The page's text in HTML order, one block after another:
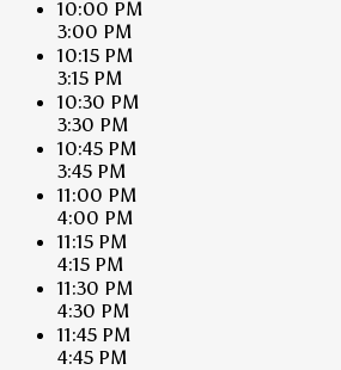
10:00 PM
3:00 PM
10:15 PM
3:15 PM
10:30 PM
3:30 PM
10:45 PM
3:45 PM
11:00 PM
4:00 PM
11:15 PM
4:15 PM
11:30 PM
4:30 PM
11:45 PM
4:45 PM